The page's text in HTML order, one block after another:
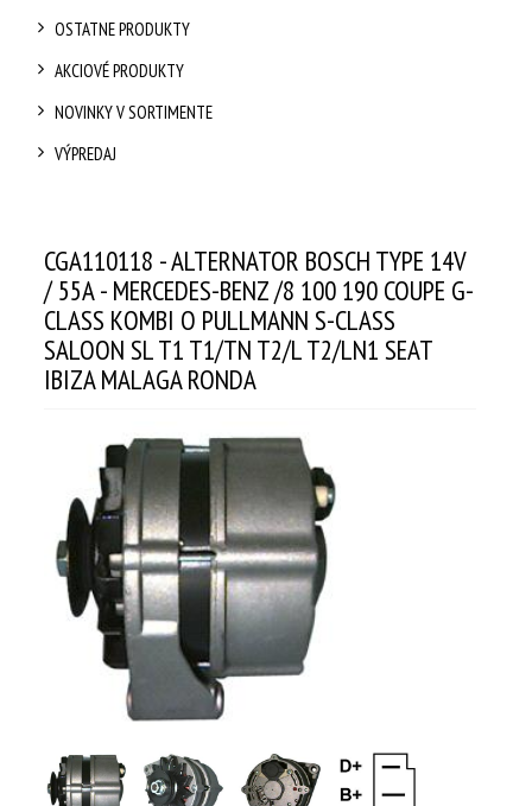
OSTATNE PRODUKTY
AKCIOVÉ PRODUKTY
NOVINKY V SORTIMENTE
VÝPREDAJ
CGA110118 - ALTERNATOR BOSCH TYPE 14V
/ 55A - MERCEDES-BENZ /8 100 190 COUPE G-
CLASS KOMBI O PULLMANN S-CLASS
SALOON SL T1 T1/TN T2/L T2/LN1 SEAT
IBIZA MALAGA RONDA